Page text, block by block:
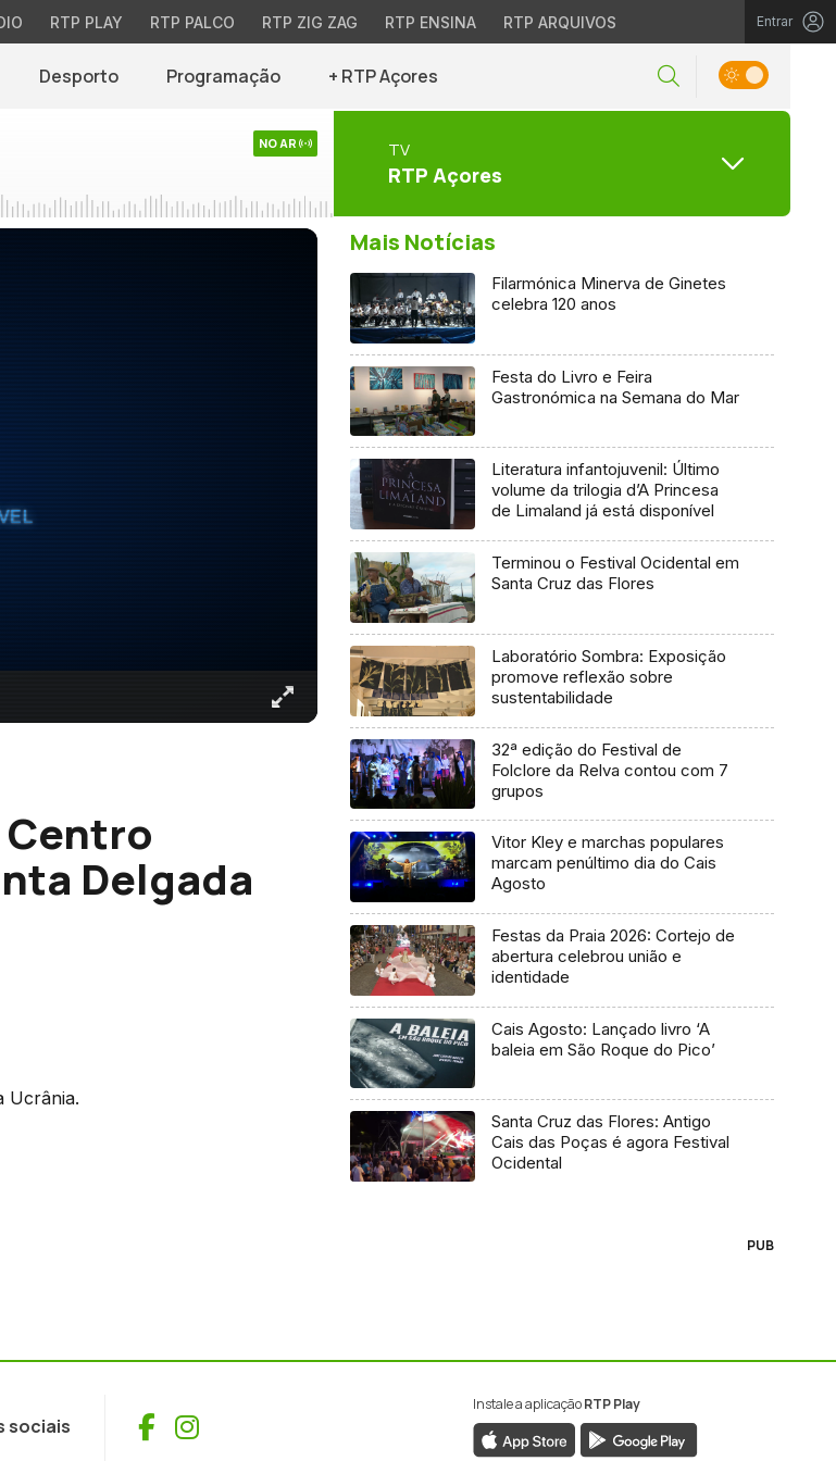
RTP PLAY RTP PALCO RTP ZIG ZAG RTP ENSINA RTP ARQUIVOS Entrar
Desporto Programação + RTP Açores
NO AR TV
RTP Açores
Delgada
Ucrânia.
Mais Notícias
Filarmónica Minerva de Ginetes
celebra 120 anos
Festa do Livro e Feira
Gastronómica na Semana do Mar
Literatura infantojuvenil: Último
volume da trilogia d’A Princesa
de Limaland já está disponível
Terminou o Festival Ocidental em
Santa Cruz das Flores
Laboratório Sombra: Exposição
promove reflexão sobre
sustentabilidade
32ª edição do Festival de
Folclore da Relva contou com 7
grupos
Vitor Kley e marchas populares
marcam penúltimo dia do Cais
Agosto
Festas da Praia 2026: Cortejo de
abertura celebrou união e
identidade
Cais Agosto: Lançado livro ‘A
baleia em São Roque do Pico’
Santa Cruz das Flores: Antigo
Cais das Poças é agora Festival
Ocidental
PUB
sociais Facebook
Instagram
Instale a aplicaçãoRTP Play